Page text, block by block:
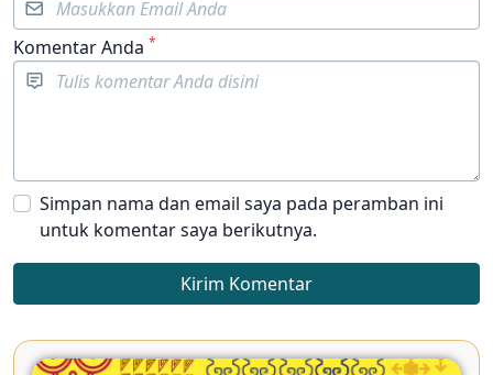
Komentar Anda *
Simpan nama dan email saya pada peramban ini
untuk komentar saya berikutnya.
Kirim Komentar